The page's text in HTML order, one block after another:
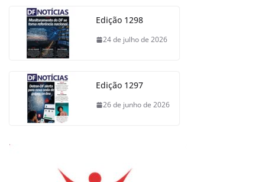
Edição 1298
24 de julho de 2026
Edição 1297
26 de junho de 2026